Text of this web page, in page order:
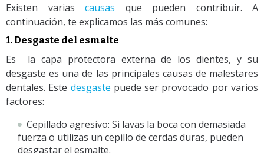
Existen varias causas que pueden contribuir. A
continuación, te explicamos las más comunes:
1. Desgaste del esmalte
Es la capa protectora externa de los dientes, y su
desgaste es una de las principales causas de malestares
dentales. Este desgaste puede ser provocado por varios
factores:
Cepillado agresivo: Si lavas la boca con demasiada
fuerza o utilizas un cepillo de cerdas duras, pueden
desgastar el esmalte.